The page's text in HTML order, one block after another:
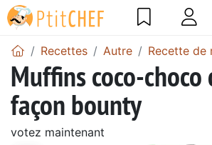
Recettes Autre Recette de
Muffins coco-choco
façon bounty
votez maintenant